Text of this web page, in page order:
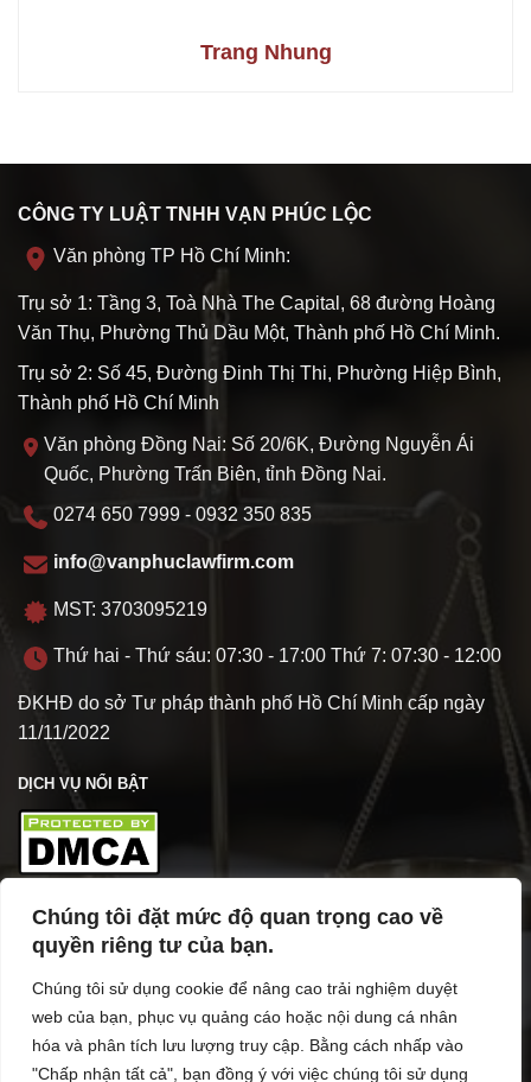
Chúng tôi đặt mức độ quan trọng cao về
quyền riêng tư của bạn.
Chúng tôi sử dụng cookie để nâng cao trải nghiệm duyệt
web của bạn, phục vụ quảng cáo hoặc nội dung cá nhân
hóa và phân tích lưu lượng truy cập. Bằng cách nhấp vào
"Chấp nhận tất cả", bạn đồng ý với việc chúng tôi sử dụng
Trang Nhung
CÔNG TY LUẬT TNHH VẠN PHÚC LỘC
Văn phòng TP Hồ Chí Minh:
Trụ sở 1: Tầng 3, Toà Nhà The Capital, 68 đường Hoàng
Văn Thụ, Phường Thủ Dầu Một, Thành phố Hồ Chí Minh.
Trụ sở 2: Số 45, Đường Đinh Thị Thi, Phường Hiệp Bình,
Thành phố Hồ Chí Minh
Văn phòng Đồng Nai: Số 20/6K, Đường Nguyễn Ái
Quốc, Phường Trấn Biên, tỉnh Đồng Nai.
0274 650 7999 - 0932 350 835
info@vanphuclawfirm.com
MST: 3703095219
Thứ hai - Thứ sáu: 07:30 - 17:00 Thứ 7: 07:30 - 12:00
ĐKHĐ do sở Tư pháp thành phố Hồ Chí Minh cấp ngày
11/11/2022
DỊCH VỤ NỔI BẬT
TÌM HIỂU VỀ VPL